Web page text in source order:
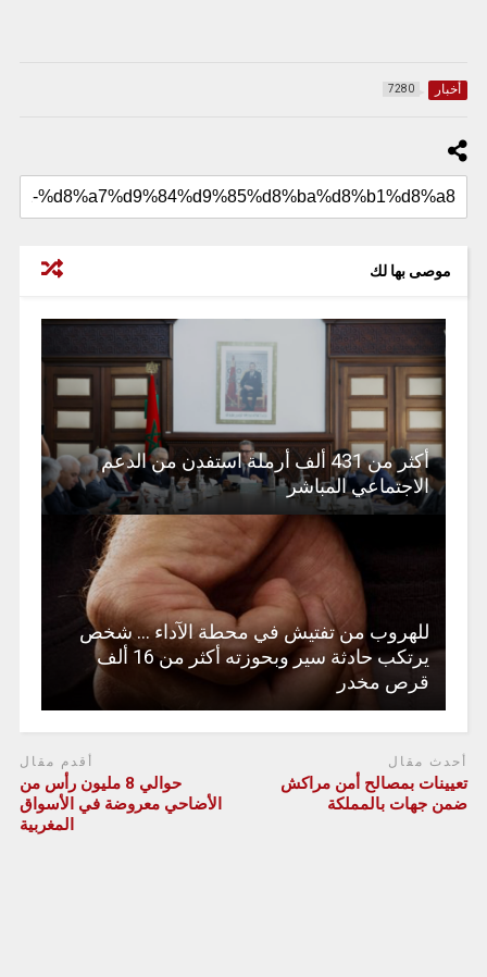
أخبار 7280
موصى بها لك
أكثر من 431 ألف أرملة استفدن من الدعم
الاجتماعي المباشر
للهروب من تفتيش في محطة الآداء … شخص
يرتكب حادثة سير وبحوزته أكثر من 16 ألف
قرص مخدر
أحدث مقال
تعيينات بمصالح أمن مراكش
ضمن جهات بالمملكة
أقدم مقال
حوالي 8 مليون رأس من
الأضاحي معروضة في الأسواق
المغربية